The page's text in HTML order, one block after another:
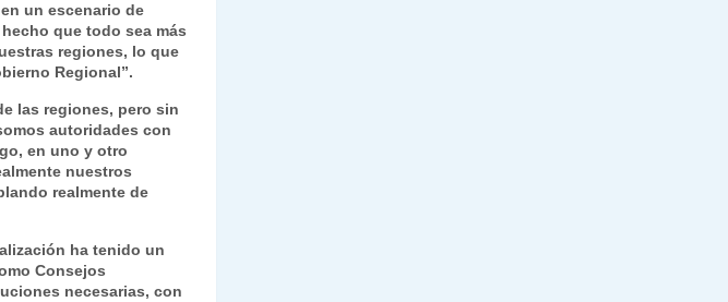
un escenario de
que todo sea más
regiones, lo que
Regional”.
las regiones, pero sin
autoridades con
en uno y otro
nuestros
realmente de
ha tenido un
Consejos
necesarias, con